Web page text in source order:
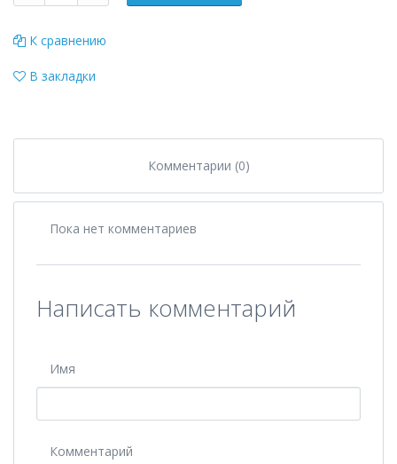
К сравнению
В закладки
Комментарии (0)
Пока нет комментариев
Написать комментарий
Имя
Комментарий